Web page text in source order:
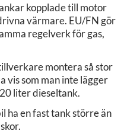
kopplade till motor
värmare. EU/FN gör
regelverk för gas,
montera så stor
vis som man inte lägger
liter dieseltank.
ha en fast tank större än